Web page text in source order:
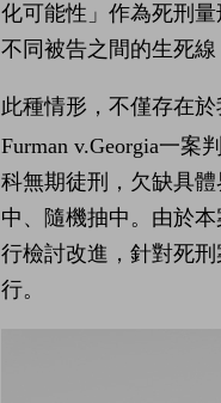
化可能性」作為死刑
不同被告之間的生死線
此種情形，不僅存在
Furman v.Georgia一案
科無期徒刑，欠缺具
中、隨機抽中。由於
行檢討改進，針對死
行。